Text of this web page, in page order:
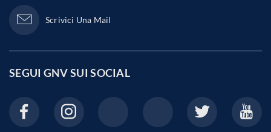
Scrivici Una Mail
SEGUI GNV SUISOCIAL